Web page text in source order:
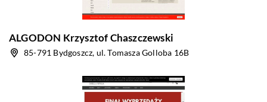
ALGODON Krzysztof Chaszczewski
85-791 Bydgoszcz, ul. Tomasza Golloba 16B